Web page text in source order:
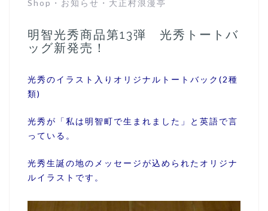
Shop ・ お知らせ ・ 大正村浪漫亭
明智光秀商品第13弾 光秀トートバ
ッグ新発売！
光秀のイラスト入りオリジナルトートバック(2種
類)
光秀が「私は明智町で生まれました」と英語で言
っている。
光秀生誕の地のメッセージが込められたオリジナ
ルイラストです。